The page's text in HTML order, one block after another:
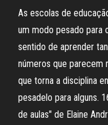
As escolas de
um modo pesado para
sentido de aprender
números que parecem
que torna a disciplina
pesadelo para alguns.
de aulas" de Elaine